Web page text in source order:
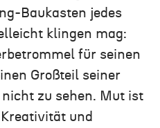
Baukasten jedes
klingen mag:
für seinen
Großteil seiner
zu sehen. Mut ist
und